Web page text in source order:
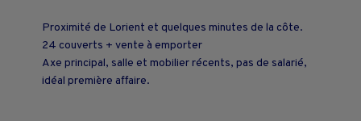
Proximité de Lorient et quelques minutes de la côte.
24 couverts + vente à emporter
Axe principal, salle et mobilier récents, pas de salarié,
idéal première affaire.